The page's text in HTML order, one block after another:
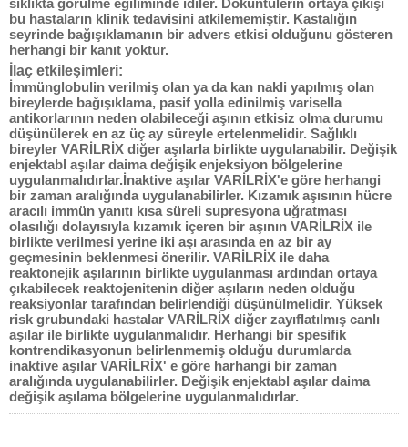
sıklıkta görülme eğiliminde idiler. Döküntülerin ortaya çıkışı
bu hastaların klinik tedavisini atkilememiştir. Kastalığın
seyrinde bağışıklamanın bir advers etkisi olduğunu gösteren
herhangi bir kanıt yoktur.
İlaç etkileşimleri:
İmmünglobulin verilmiş olan ya da kan nakli yapılmış olan
bireylerde bağışıklama, pasif yolla edinilmiş varisella
antikorlarının neden olabileceği aşının etkisiz olma durumu
düşünülerek en az üç ay süreyle ertelenmelidir. Sağlıklı
bireyler VARİLRİX diğer aşılarla birlikte uygulanabilir. Değişik
enjektabl aşılar daima değişik enjeksiyon bölgelerine
uygulanmalıdırlar.İnaktive aşılar VARİLRİX'e göre herhangi
bir zaman aralığında uygulanabilirler. Kızamık aşısının hücre
aracılı immün yanıtı kısa süreli supresyona uğratması
olasılığı dolayısıyla kızamık içeren bir aşının VARİLRİX ile
birlikte verilmesi yerine iki aşı arasında en az bir ay
geçmesinin beklenmesi önerilir. VARİLRİX ile daha
reaktonejik aşılarının birlikte uygulanması ardından ortaya
çıkabilecek reaktojenitenin diğer aşıların neden olduğu
reaksiyonlar tarafından belirlendiği düşünülmelidir. Yüksek
risk grubundaki hastalar VARİLRİX diğer zayıflatılmış canlı
aşılar ile birlikte uygulanmalıdır. Herhangi bir spesifik
kontrendikasyonun belirlenmemiş olduğu durumlarda
inaktive aşılar VARİLRİX' e göre harhangi bir zaman
aralığında uygulanabilirler. Değişik enjektabl aşılar daima
değişik aşılama bölgelerine uygulanmalıdırlar.